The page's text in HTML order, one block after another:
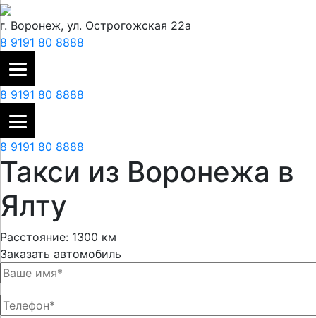
г. Воронеж, ул. Острогожская 22а
8 9191 80 8888
8 9191 80 8888
8 9191 80 8888
Такси из Воронежа в
Ялту
Расстояние: 1300 км
Заказать автомобиль